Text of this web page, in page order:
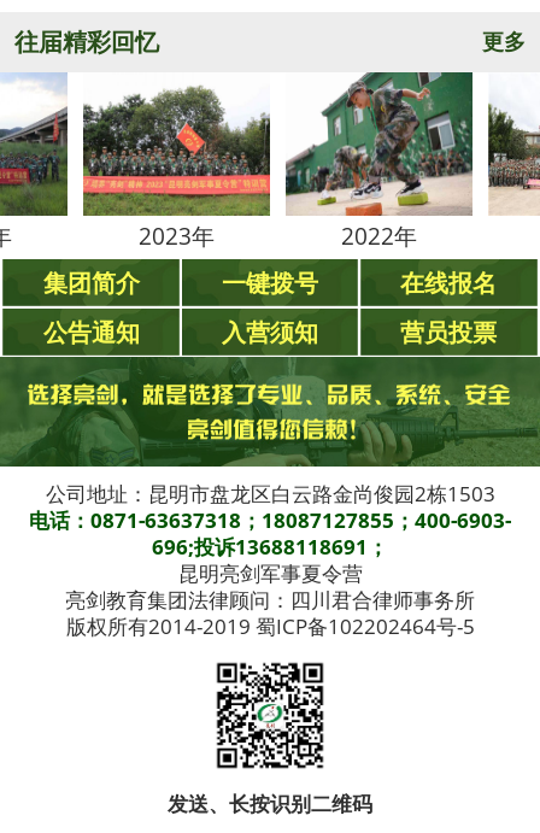
往届精彩回忆 更多
2023年 2022年
集团简介 一键拨号
在线报名
公告通知
入营须知 营员投票
公司地址：昆明市盘龙区白云路金尚俊园2栋1503
电话：0871-63637318；18087127855；400-6903-
696;投诉13688118691；
昆明亮剑军事夏令营
亮剑教育集团法律顾问：四川君合律师事务所
版权所有2014-2019 蜀ICP备102202464号-5
发送、长按识别二维码